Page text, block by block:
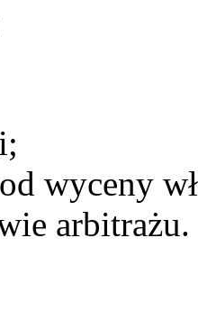
;
od wyceny
arbitrażu.